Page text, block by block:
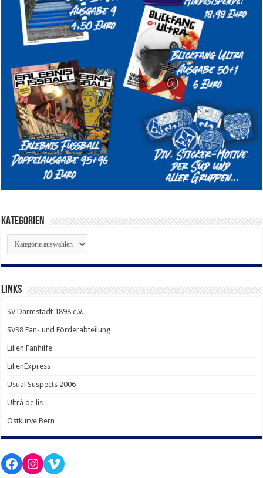
KATEGORIEN
KATEGORIEN
LINKS
SV Darmstadt 1898 e.V.
SV98 Fan- und Förderabteilung
Lilien Fanhilfe
LilienExpress
Usual Suspects 2006
Ultrà de lis
Ostkurve Bern
Facebook
Instagram
Vimeo